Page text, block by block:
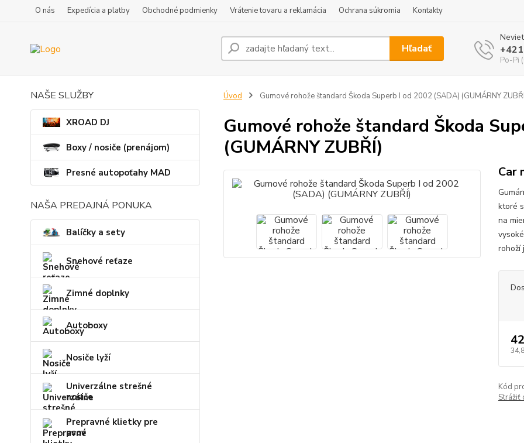
O nás Expedícia a platby Obchodné podmienky Vrátenie tovaru a reklamácia Ochrana súkromia Kontakty
Hľadať
Po-Pi
NAŠE SLUŽBY
XROAD DJ
Boxy / nosiče (prenájom)
Presné autopoťahy MAD
NAŠA PREDAJNÁ PONUKA
Balíčky a sety
Snehové reťaze
Zimné doplnky
Autoboxy
Nosiče lyží
Univerzálne strešné
nosiče
Prepravné klietky pre
psov
Úvod Gumové rohože štandard Škoda Superb I od 2002 (SADA) (GUMÁRNY
Gumové rohože štandard Škoda
(GUMÁRNY ZUBŘÍ)
Car
ktoré
na
rohoží
Kód
Strážiť